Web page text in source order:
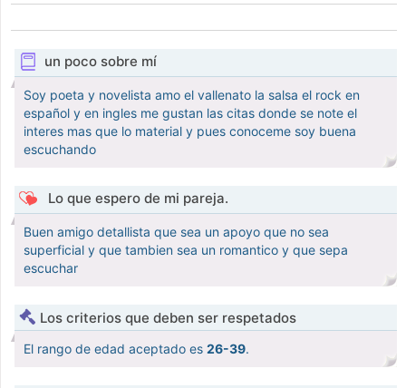
un poco sobre mí
Soy poeta y novelista amo el vallenato la salsa el rock en
español y en ingles me gustan las citas donde se note el
interes mas que lo material y pues conoceme soy buena
escuchando
Lo que espero de mi pareja.
Buen amigo detallista que sea un apoyo que no sea
superficial y que tambien sea un romantico y que sepa
escuchar
Los criterios que deben ser respetados
El rango de edad aceptado es 26-39.